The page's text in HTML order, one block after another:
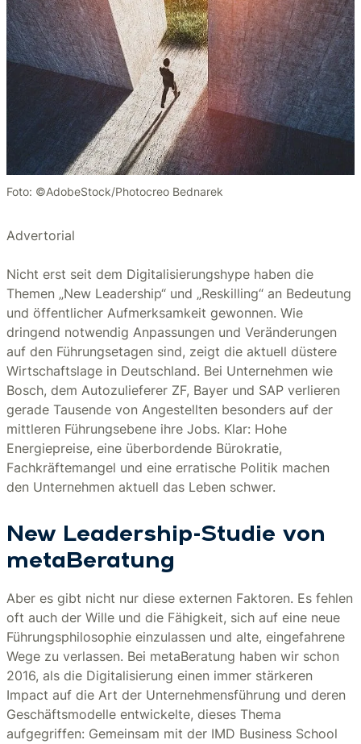
Foto: ©AdobeStock/Photocreo Bednarek
Advertorial
Nicht erst seit dem Digitalisierungshype haben die
Themen „New Leadership“ und „Reskilling“ an Bedeutung
und öffentlicher Aufmerksamkeit gewonnen. Wie
dringend notwendig Anpassungen und Veränderungen
auf den Führungsetagen sind, zeigt die aktuell düstere
Wirtschaftslage in Deutschland. Bei Unternehmen wie
Bosch, dem Autozulieferer ZF, Bayer und SAP verlieren
gerade Tausende von Angestellten besonders auf der
mittleren Führungsebene ihre Jobs. Klar: Hohe
Energiepreise, eine überbordende Bürokratie,
Fachkräftemangel und eine erratische Politik machen
den Unternehmen aktuell das Leben schwer.
New Leadership-Studie von
metaBeratung
Aber es gibt nicht nur diese externen Faktoren. Es fehlen
oft auch der Wille und die Fähigkeit, sich auf eine neue
Führungsphilosophie einzulassen und alte, eingefahrene
Wege zu verlassen. Bei metaBeratung haben wir schon
2016, als die Digitalisierung einen immer stärkeren
Impact auf die Art der Unternehmensführung und deren
Geschäftsmodelle entwickelte, dieses Thema
aufgegriffen: Gemeinsam mit der IMD Business School